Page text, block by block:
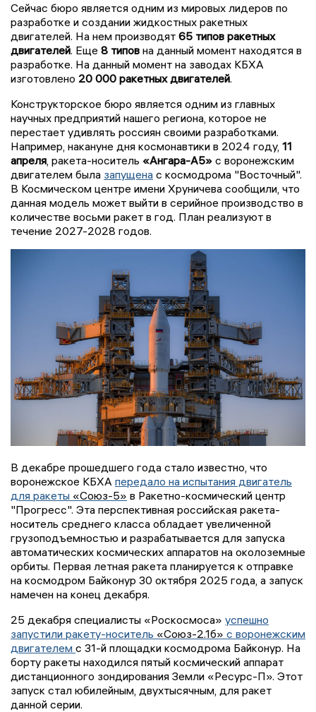
Сейчас бюро является одним из мировых лидеров по
разработке и создании жидкостных ракетных
двигателей. На нем производят 65 типов ракетных
двигателей. Еще 8 типов на данный момент находятся в
разработке. На данный момент на заводах КБХА
изготовлено 20 000 ракетных двигателей.
Конструкторское бюро является одним из главных
научных предприятий нашего региона, которое не
перестает удивлять россиян своими разработками.
Например, накануне дня космонавтики в 2024 году, 11
апреля, ракета-носитель «Ангара-А5» с воронежским
двигателем была запущена с космодрома "Восточный".
В Космическом центре имени Хруничева сообщили, что
данная модель может выйти в серийное производство в
количестве восьми ракет в год. План реализуют в
течение 2027-2028 годов.
В декабре прошедшего года стало известно, что
воронежское КБХА передало на испытания двигатель
для ракеты «Союз-5» в Ракетно-космический центр
"Прогресс". Эта перспективная российская ракета-
носитель среднего класса обладает увеличенной
грузоподъемностью и разрабатывается для запуска
автоматических космических аппаратов на околоземные
орбиты. Первая летная ракета планируется к отправке
на космодром Байконур 30 октября 2025 года, а запуск
намечен на конец декабря.
25 декабря специалисты «Роскосмоса» успешно
запустили ракету-носитель «Союз-2.1б» с воронежским
двигателем с 31-й площадки космодрома Байконур. На
борту ракеты находился пятый космический аппарат
дистанционного зондирования Земли «Ресурс-П». Этот
запуск стал юбилейным, двухтысячным, для ракет
данной серии.